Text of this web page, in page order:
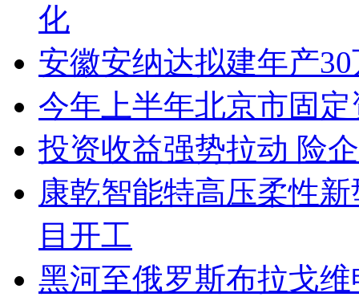
化
安徽安纳达拟建年产
今年上半年北京市固
投资收益强势拉动 险
康乾智能特高压柔性
目开工
黑河至俄罗斯布拉戈